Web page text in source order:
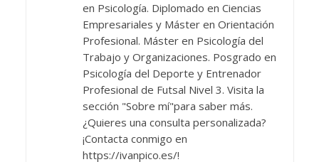
en Psicología. Diplomado en Ciencias
Empresariales y Máster en Orientación
Profesional. Máster en Psicología del
Trabajo y Organizaciones. Posgrado en
Psicología del Deporte y Entrenador
Profesional de Futsal Nivel 3. Visita la
sección "Sobre mí"para saber más.
¿Quieres una consulta personalizada?
¡Contacta conmigo en
https://ivanpico.es/!